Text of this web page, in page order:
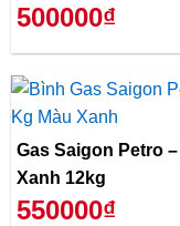
500000₫
Gas Saigon Petro – Màu
Xanh 12kg
550000₫